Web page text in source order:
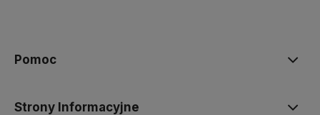
Pomoc
Strony Informacyjne